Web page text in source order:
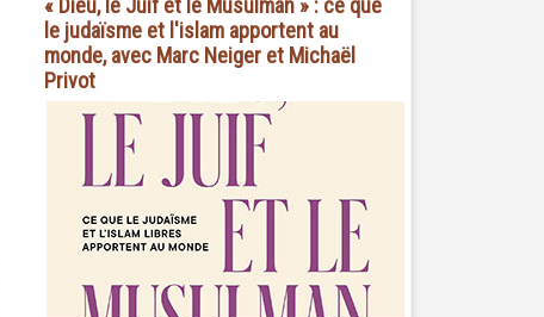
« Dieu, le Juif et le Musulman » : ce que
le judaïsme et l'islam apportent au
monde, avec Marc Neiger et Michaël
Privot